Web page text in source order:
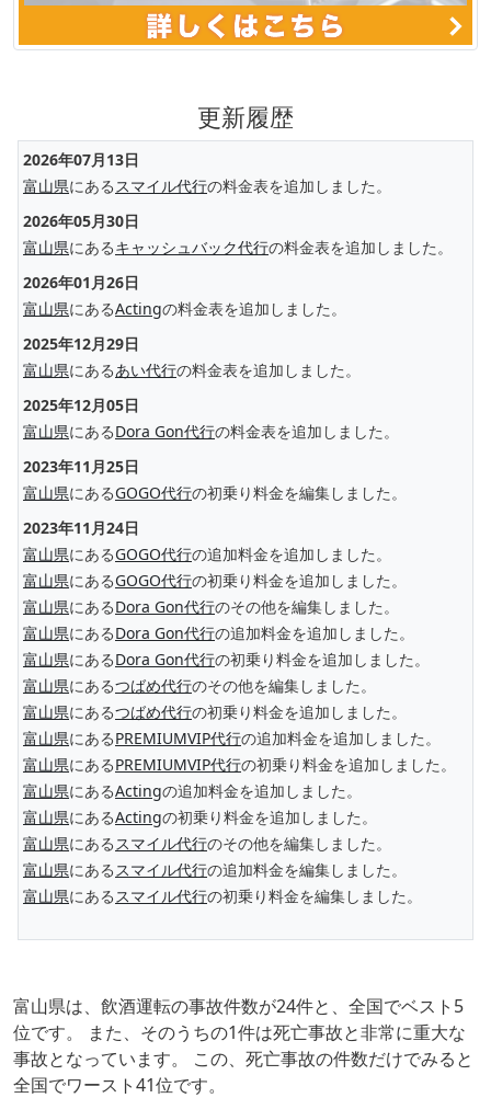
更新履歴
2026年07月13日
富山県にある スマイル代行の料金表を追加しました。
2026年05月30日
富山県にあるキャッシュバック代行の料金表を追加しました。
2026年01月26日
富山県にあるActingの料金表を追加しました。
2025年12月29日
富山県にあるあい代行の料金表を追加しました。
2025年12月05日
富山県にあるDora Gon代行の料金表を追加しました。
2023年11月25日
富山県にあるGOGO代行の初乗り料金を編集しました。
2023年11月24日
富山県にあるGOGO代行の追加料金を追加しました。
富山県にあるGOGO代行の初乗り料金を追加しました。
富山県にあるDora Gon代行のその他を編集しました。
富山県にあるDora Gon代行の追加料金を追加しました。
富山県にあるDora Gon代行の初乗り料金を追加しました。
富山県にあるつばめ代行のその他を編集しました。
富山県にあるつばめ代行の初乗り料金を追加しました。
富山県にあるPREMIUMVIP代行の追加料金を追加しました。
富山県にあるPREMIUMVIP代行の初乗り料金を追加しました。
富山県にあるActingの追加料金を追加しました。
富山県にあるActingの初乗り料金を追加しました。
富山県にある スマイル代行のその他を編集しました。
富山県にある スマイル代行の追加料金を編集しました。
富山県にある スマイル代行の初乗り料金を編集しました。
富山県は、飲酒運転の事故件数が24件と、全国でベスト5
位です。 また、そのうちの1件は死亡事故と非常に重大な
事故となっています。 この、死亡事故の件数だけでみると
全国でワースト41位です。